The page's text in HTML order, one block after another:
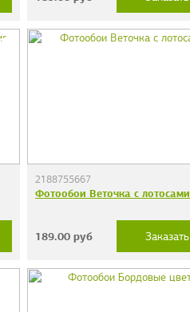
2188755667
Фотообои Веточка c лотосами
189.00 руб Заказать